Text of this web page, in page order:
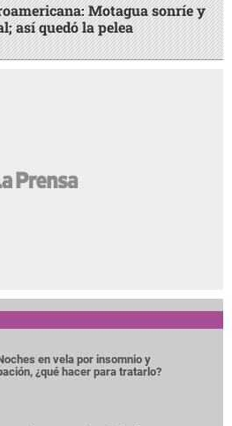
Motagua sonríe y
así quedó la pelea
en vela por insomnio y
¿qué hacer para tratarlo?